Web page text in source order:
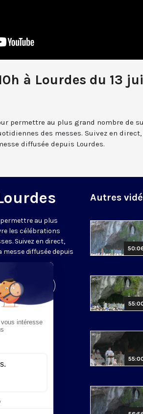
à Lourdes du 13
permettre au plus grand nombre de
des messes. Suivez en
diffusée depuis Lourdes.
au plus
les célébrations
Suivez en direct,
messe diffusée depuis
l'émission
Autres